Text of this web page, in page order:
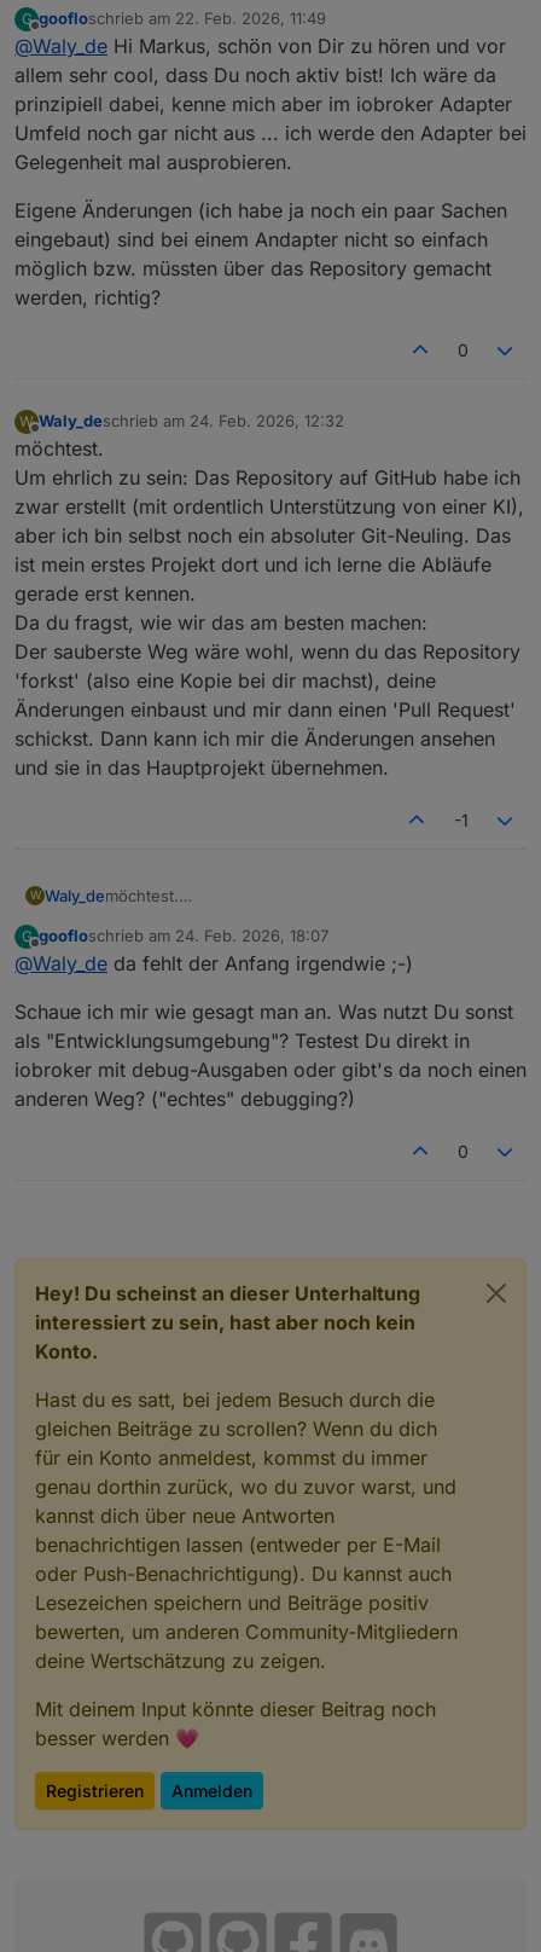
wird. Bei mir sieht es zeitlich leider weiterhin sehr
knapp aus. Allerdings habe ich im Zuge anderer
Projekte den Versuch gestartet, das Skript in einen
Adapter zu überführen und diesen auf GitHub zu
veröffentlichen.
Ich werde den Adapter selbst nicht mehr pflegen und
testen können, aber vielleicht findet sich ja jemand,
Ich habe zudem versucht, die Regellogik von EcoFlow
unabhängig zu machen, sodass theoretisch jeder
Wechselrichter steuerbar ist. Das ist bisher jedoch
komplett ungetestet.
Hier findet ihr das Repository:
offizielle API möglich werden.
werden; es sollte eigentlich alles an Einstellungen
übernommen werden.
Testet es gerne mal aus! Aber gleich vorab: In den
nächsten acht Wochen werde ich leider nicht daran
weiterarbeiten können. Sorry dafür! :-(
Es wäre toll, wenn sich jemand aus der Community
findet, der das Projekt weiter vorantreiben möchte.
Viele Grüße
G
Offline
goofloschrieb am 22. Feb. 2026, 11:49
zuletzt editiert von
@Waly_de Hi Markus, schön von Dir zu hören und vor
allem sehr cool, dass Du noch aktiv bist! Ich wäre da
prinzipiell dabei, kenne mich aber im iobroker Adapter
Umfeld noch gar nicht aus ... ich werde den Adapter bei
Gelegenheit mal ausprobieren.
Eigene Änderungen (ich habe ja noch ein paar Sachen
eingebaut) sind bei einem Andapter nicht so einfach
möglich bzw. müssten über das Repository gemacht
werden, richtig?
0
W
Offline
Waly_deschrieb am 24. Feb. 2026, 12:32
zuletzt editiert von
möchtest.
Um ehrlich zu sein: Das Repository auf GitHub habe ich
zwar erstellt (mit ordentlich Unterstützung von einer KI),
aber ich bin selbst noch ein absoluter Git-Neuling. Das
ist mein erstes Projekt dort und ich lerne die Abläufe
gerade erst kennen.
Da du fragst, wie wir das am besten machen:
Der sauberste Weg wäre wohl, wenn du das Repository
'forkst' (also eine Kopie bei dir machst), deine
Änderungen einbaust und mir dann einen 'Pull Request'
schickst. Dann kann ich mir die Änderungen ansehen
und sie in das Hauptprojekt übernehmen.
-1
W Waly_demöchtest.
ich zwar erstellt (mit ordentlich Unterstützung von
einer KI), aber ich bin selbst noch ein absoluter Git-
die Abläufe gerade erst kennen.
Da du fragst, wie wir das am besten machen:
Der sauberste Weg wäre wohl, wenn du das
Repository 'forkst' (also eine Kopie bei dir machst),
deine Änderungen einbaust und mir dann einen 'Pull
ansehen und sie in das Hauptprojekt übernehmen.
G
Offline
goofloschrieb am 24. Feb. 2026, 18:07
zuletzt editiert von
@Waly_de da fehlt der Anfang irgendwie ;-)
Schaue ich mir wie gesagt man an. Was nutzt Du sonst
als "Entwicklungsumgebung"? Testest Du direkt in
iobroker mit debug-Ausgaben oder gibt's da noch einen
anderen Weg? ("echtes" debugging?)
0
Hey! Du scheinst an dieser Unterhaltung
interessiert zu sein, hast aber noch kein
Konto.
Hast du es satt, bei jedem Besuch durch die
gleichen Beiträge zu scrollen? Wenn du dich
für ein Konto anmeldest, kommst du immer
genau dorthin zurück, wo du zuvor warst, und
kannst dich über neue Antworten
benachrichtigen lassen (entweder per E-Mail
oder Push-Benachrichtigung). Du kannst auch
Lesezeichen speichern und Beiträge positiv
bewerten, um anderen Community-Mitgliedern
deine Wertschätzung zu zeigen.
Mit deinem Input könnte dieser Beitrag noch
besser werden 💗
Registrieren Anmelden